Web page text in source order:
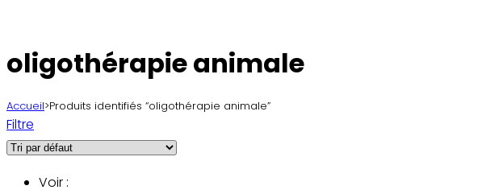
oligothérapie animale
Accueil>Produits identifiés “oligothérapie animale”
Filtre
Voir :